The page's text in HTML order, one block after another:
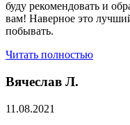
буду рекомендовать и
вам! Наверное это
побывать.
Читать полностью
Вячеслав Л.
11.08.2021